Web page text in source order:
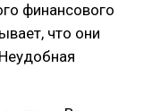
финансового
что они